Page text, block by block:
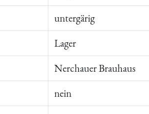
untergärig
Lager
Nerchauer Brauhaus
nein